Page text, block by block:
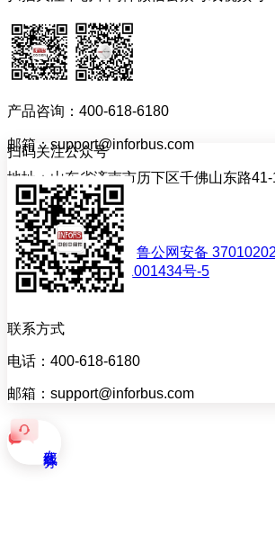
产品咨询：400-618-6180
邮箱：support@inforbus.com
地址：山东省济南市历下区千佛山东路
联系我们
网站备案许可证号： 鲁公网安备
备案号：鲁ICP备11001434号-5
扫码关注公众号
联系方式
电话：400-618-6180
邮箱：support@inforbus.com